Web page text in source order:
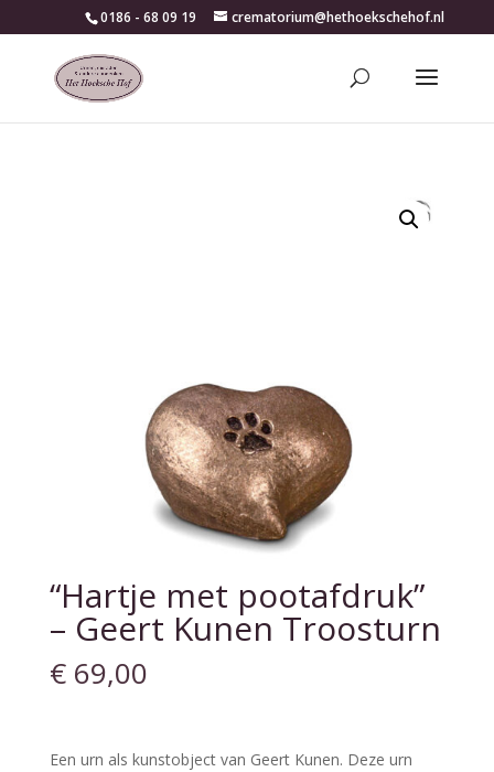
0186 - 68 09 19 crematorium@hethoekschehof.nl
“Hartje met pootafdruk”
– Geert Kunen Troosturn
€69,00
Een urn als kunstobject van Geert Kunen. Deze urn